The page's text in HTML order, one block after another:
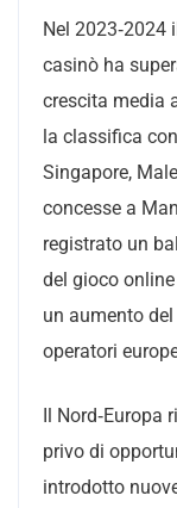
Nel
casinò ha
crescita media
la classifica
Singapore,
concesse a
registrato un
del gioco
un aumento
operatori
Il Nord‑Europa
privo di
introdotto